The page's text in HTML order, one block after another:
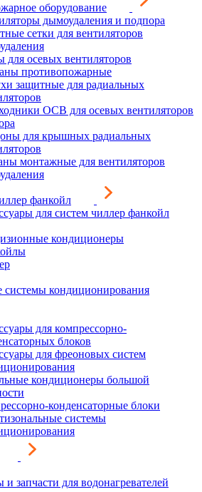
оборудование
дымоудаления и подпора
сетки для вентиляторов
для осевых вентиляторов
противопожарные
защитные для радиальных
ОСВ для осевых вентиляторов
для крышных радиальных
монтажные для вентиляторов
фанкойл
для систем чиллер фанкойл
кондиционеры
кондиционирования
для компрессорно-
блоков
для фреоновых систем
кондиционеры большой
конденсаторные блоки
системы
и запчасти для водонагревателей